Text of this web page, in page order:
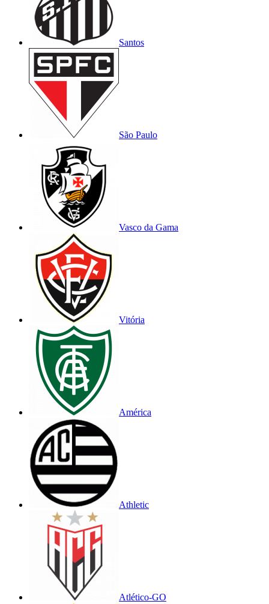
Santos
São Paulo
Vasco da Gama
Vitória
América
Athletic
Atlético-GO